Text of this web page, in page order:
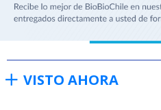
VISTO AHORA